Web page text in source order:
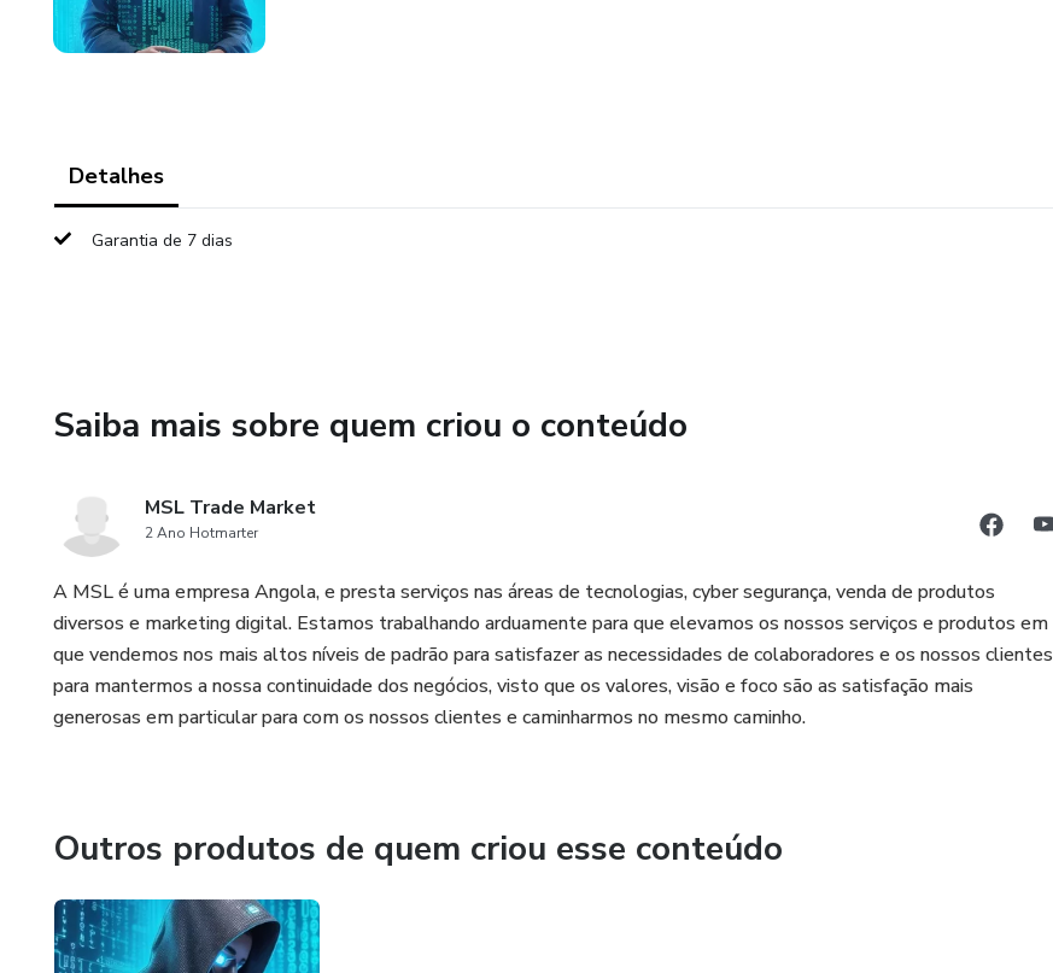
Detalhes
Garantia de 7 dias
Saiba mais sobre quem criou o conteúdo
MSL Trade Market
2 Ano Hotmarter
A MSL é uma empresa Angola, e presta serviços nas áreas de tecnologias, cyber segurança, venda de produtos
diversos e marketing digital. Estamos trabalhando arduamente para que elevamos os nossos serviços e produtos em
que vendemos nos mais altos níveis de padrão para satisfazer as necessidades de colaboradores e os nossos clientes
para mantermos a nossa continuidade dos negócios, visto que os valores, visão e foco são as satisfação mais
generosas em particular para com os nossos clientes e caminharmos no mesmo caminho.
Outros produtos de quem criou esse conteúdo